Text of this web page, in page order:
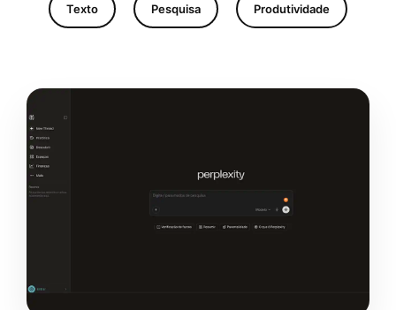
Texto Pesquisa Produtividade